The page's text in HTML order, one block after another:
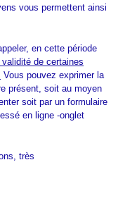
vous permettent ainsi
en cette période
validité de certaines
Vous pouvez exprimer la
présent, soit au moyen
soit par un formulaire
en ligne -onglet
très